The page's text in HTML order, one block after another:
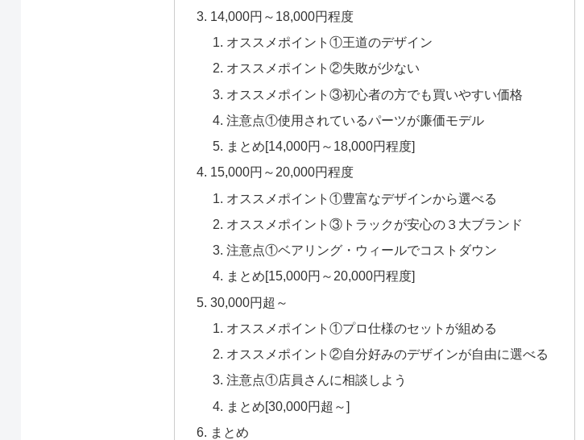
14,000円～18,000円程度
オススメポイント①王道のデザイン
オススメポイント②失敗が少ない
オススメポイント③初心者の方でも買いやすい価格
注意点①使用されているパーツが廉価モデル
まとめ[14,000円～18,000円程度]
15,000円～20,000円程度
オススメポイント①豊富なデザインから選べる
オススメポイント③トラックが安心の３大ブランド
注意点①ベアリング・ウィールでコストダウン
まとめ[15,000円～20,000円程度]
30,000円超～
オススメポイント①プロ仕様のセットが組める
オススメポイント②自分好みのデザインが自由に選べる
注意点①店員さんに相談しよう
まとめ[30,000円超～]
まとめ